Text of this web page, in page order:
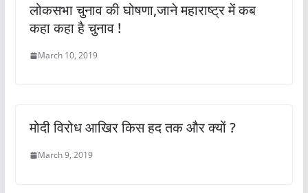
लोकसभा चुनाव की घोषणा,जाने महाराष्ट्र में कब
कहा कहा है चुनाव !
March 10, 2019
मोदी विरोध आखिर किस हद तक और क्यों ?
March 9, 2019